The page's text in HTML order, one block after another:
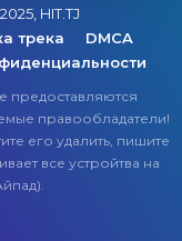
HIT.TJ
трека
DMCA
предоставляются
правообладатели!
его удалить, пишите
все устройтва на